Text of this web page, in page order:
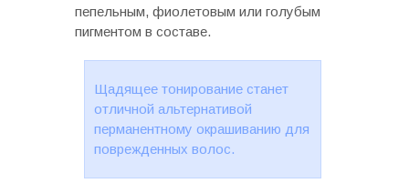
пепельным, фиолетовым или голубым
пигментом в составе.
Щадящее тонирование станет
отличной альтернативой
перманентному окрашиванию для
поврежденных волос.